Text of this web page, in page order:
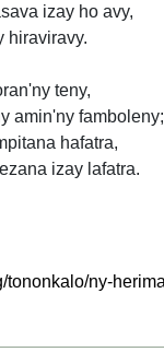
izay ho avy,
hiraviravy.
teny,
amin'ny famboleny;
hafatra,
izay lafatra.